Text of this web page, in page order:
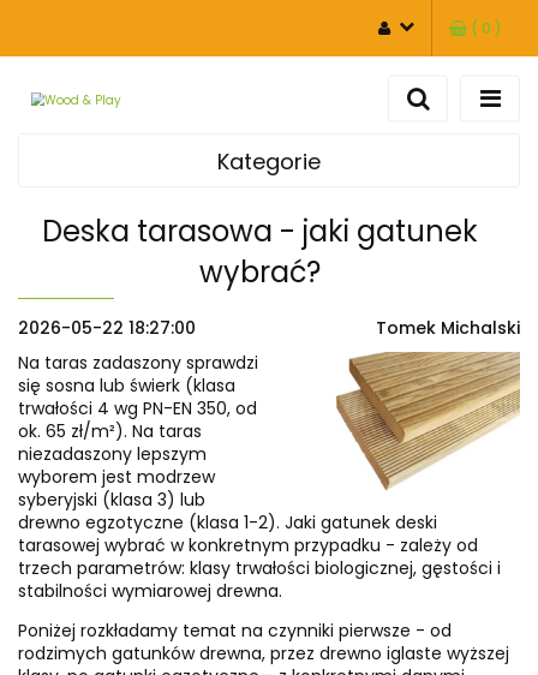
ZALOGUJ SIĘ
DODAJ ZGŁOSZENIE
( 0 )
Kategorie
Deska tarasowa - jaki gatunek
wybrać?
2026-05-22 18:27:00
Tomek Michalski
Na taras zadaszony sprawdzi
się sosna lub świerk (klasa
trwałości 4 wg PN-EN 350, od
ok. 65 zł/m²). Na taras
niezadaszony lepszym
wyborem jest modrzew
syberyjski (klasa 3) lub
drewno egzotyczne (klasa 1-2). Jaki gatunek deski
tarasowej wybrać w konkretnym przypadku - zależy od
trzech parametrów: klasy trwałości biologicznej, gęstości i
stabilności wymiarowej drewna.
Poniżej rozkładamy temat na czynniki pierwsze - od
rodzimych gatunków drewna, przez drewno iglaste wyższej